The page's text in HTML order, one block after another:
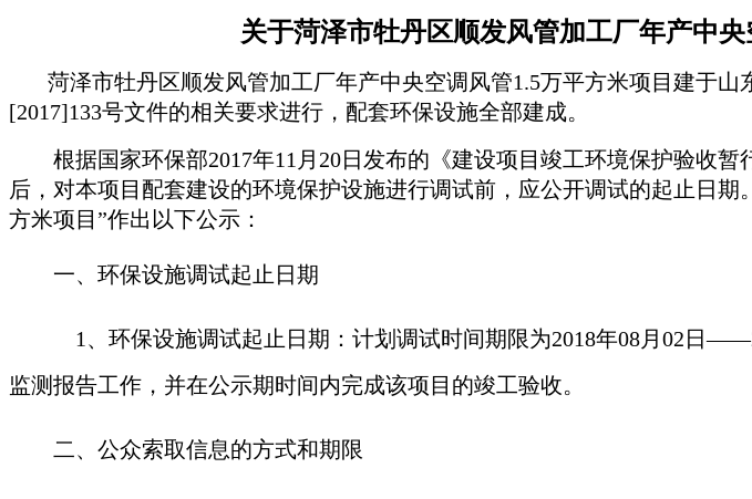
关于菏泽市牡丹区顺发风管加工厂年产中
菏泽市牡丹区顺发风管加工厂年产中央空调风管1.5万平方米项目建于
[2017]133号文件的相关要求进行，配套环保设施全部建成。
根据国家环保部2017年11月20日发布的《建设项目竣工环境保护验收
后，对本项目配套建设的环境保护设施进行调试前，应公开调试的起止日
方米项目”作出以下公示：
一、环保设施调试起止日期
1 、环保设施调试起止日期：计划调试时间期限为2018年08月02日
监测报告工作，并在公示期时间内完成该项目的竣工验收。
二、公众索取信息的方式和期限